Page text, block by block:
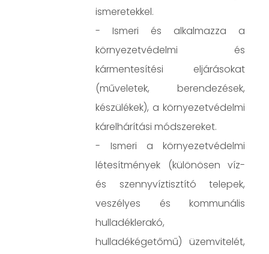
ismeretekkel.
- Ismeri és alkalmazza a
környezetvédelmi és
kármentesítési eljárásokat
(műveletek, berendezések,
készülékek), a környezetvédelmi
kárelhárítási módszereket.
- Ismeri a környezetvédelmi
létesítmények (különösen víz-
és szennyvíztisztító telepek,
veszélyes és kommunális
hulladéklerakó,
hulladékégetőmű) üzemvitelét,